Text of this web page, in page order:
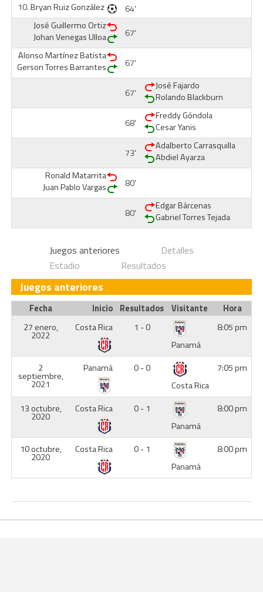
10.Bryan Ruiz González
64'
José Guillermo Ortiz
Johan Venegas Ulloa
67'
Alonso Martínez Batista
Gerson Torres Barrantes
67'
67'
José Fajardo
Rolando Blackburn
68'
Freddy Góndola
Cesar Yanis
73'
Adalberto Carrasquilla
Abdiel Ayarza
Ronald Matarrita
Juan Pablo Vargas
80'
80'
Edgar Bárcenas
Gabriel Torres Tejada
Juegos anteriores
Detalles
Estadio
Resultados
Juegos anteriores
Fecha Inicio Resultados Visitante
Hora
27 enero,
2022
Costa Rica
1 - 0
Panamá
8:05 pm
2
septiembre,
2021
Panamá
0 - 0
Costa Rica
7:05 pm
13 octubre,
2020
Costa Rica
0 - 1
Panamá
8:00 pm
10 octubre,
2020
Costa Rica
0 - 1
Panamá
8:00 pm